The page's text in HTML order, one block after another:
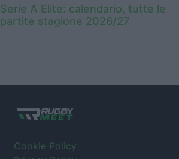
Serie A Elite: calendario, tutte le
partite stagione 2026/27
Cookie Policy